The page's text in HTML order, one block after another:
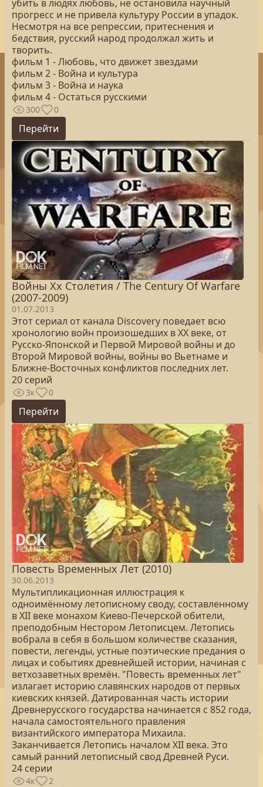
убить в людях любовь, не остановила научный
прогресс и не привела культуру России в упадок.
Несмотря на все репрессии, притеснения и
бедствия, русский народ продолжал жить и
творить.
фильм 1 - Любовь, что движет звездами
фильм 2 - Война и культура
фильм 3 - Война и наука
фильм 4 - Остаться русскими
300 0
Перейти
Войны Xx Столетия / The Century Of Warfare
(2007-2009)
01.07.2013
Этот сериал от канала Discovery поведает всю
хронологию войн произошедших в XX веке, от
Русско-Японской и Первой Мировой войны и до
Второй Мировой войны, войны во Вьетнаме и
Ближне-Восточных конфликтов последних лет.
20 серий
3к 0
Перейти
Повесть Временных Лет (2010)
30.06.2013
Мультипликационная иллюстрация к
одноимённому летописному своду, составленному
в XII веке монахом Киево-Печерской обители,
преподобным Нестором Летописцем. Летопись
вобрала в себя в большом количестве сказания,
повести, легенды, устные поэтические предания о
лицах и событиях древнейшей истории, начиная с
ветхозаветных времён. "Повесть временных лет"
излагает историю славянских народов от первых
киевских князей. Датированная часть истории
Древнерусского государства начинается с 852 года,
начала самостоятельного правления
византийского императора Михаила.
Заканчивается Летопись началом XII века. Это
самый ранний летописный свод Древней Руси.
24 серии
4к 2